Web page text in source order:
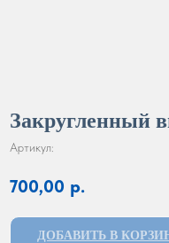
Закругленный
Артикул:
700,00 р.
ДОБАВИТЬ В